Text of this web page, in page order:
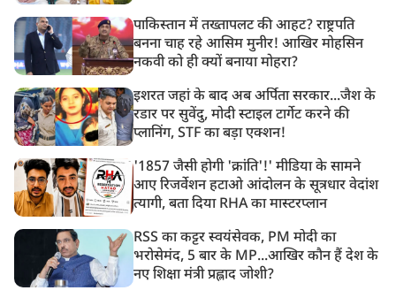
पाकिस्तान में तख्तापलट की आहट? राष्ट्रपति
बनना चाह रहे आसिम मुनीर! आखिर मोहसिन
नकवी को ही क्यों बनाया मोहरा?
इशरत जहां के बाद अब अर्पिता सरकार...जैश के
रडार पर सुवेंदु, मोदी स्टाइल टार्गेट करने की
प्लानिंग, STF का बड़ा एक्शन!
'1857 जैसी होगी 'क्रांति'!' मीडिया के सामने
आए रिजर्वेशन हटाओ आंदोलन के सूत्रधार वेदांश
त्यागी, बता दिया RHA का मास्टरप्लान
RSS का कट्टर स्वयंसेवक, PM मोदी का
भरोसेमंद, 5 बार के MP...आखिर कौन हैं देश के
नए शिक्षा मंत्री प्रह्लाद जोशी?